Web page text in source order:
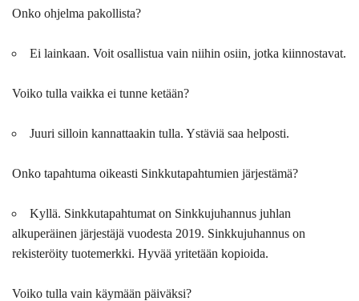
Onko ohjelma pakollista?
Ei lainkaan. Voit osallistua vain niihin osiin, jotka kiinnostavat.
Voiko tulla vaikka ei tunne ketään?
Juuri silloin kannattaakin tulla. Ystäviä saa helposti.
Onko tapahtuma oikeasti Sinkkutapahtumien järjestämä?
Kyllä. Sinkkutapahtumat on Sinkkujuhannus juhlan
alkuperäinen järjestäjä vuodesta 2019. Sinkkujuhannus on
rekisteröity tuotemerkki. Hyvää yritetään kopioida.
Voiko tulla vain käymään päiväksi?